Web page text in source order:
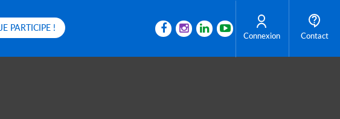
JE PARTICIPE !
Connexion Contact